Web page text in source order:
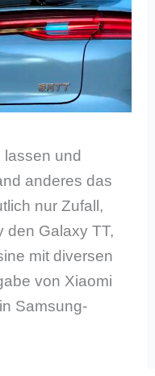
und
anderes das
nur Zufall,
den Galaxy TT,
mit diversen
von Xiaomi
Samsung-